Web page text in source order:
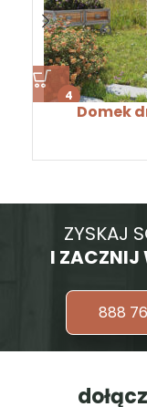
4
Domek
ZYSKAJ
I ZACZNIJ
888